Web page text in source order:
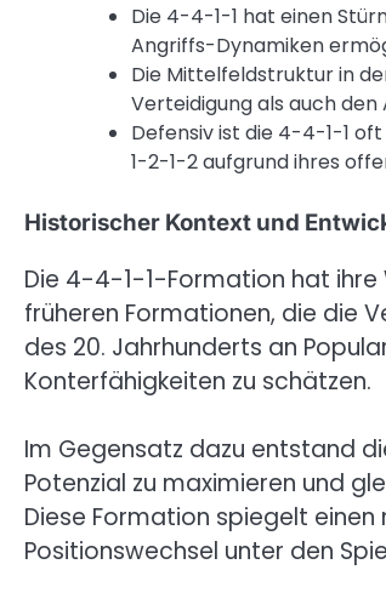
Die 4-4-1-1 hat einen
Angriffs-Dynamiken
Die Mittelfeldstruktur in
Verteidigung als auch
Defensiv ist die 4-4-1-1
1-2-1-2 aufgrund ihres
Historischer Kontext und
Die 4-4-1-1-Formation hat ihre
früheren Formationen, die die
des 20. Jahrhunderts an
Konterfähigkeiten zu schätzen.
Im Gegensatz dazu entstand
Potenzial zu maximieren und
Diese Formation spiegelt
Positionswechsel unter den